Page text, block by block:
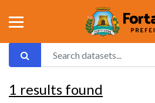
1 results found